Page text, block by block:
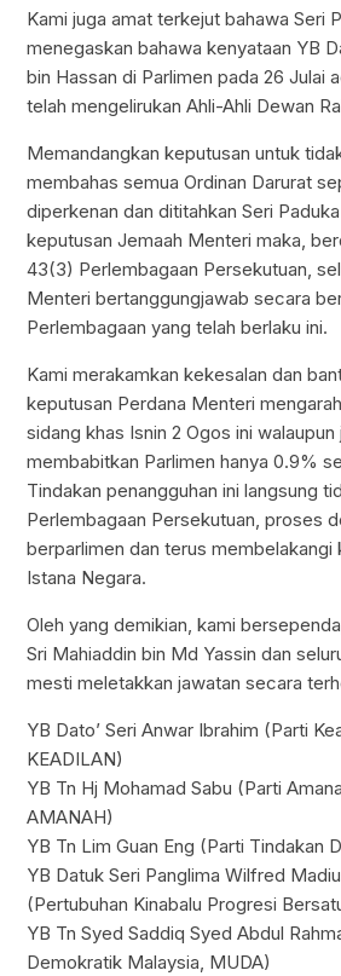
Kami juga amat terkejut bahawa Seri
menegaskan bahawa kenyataan YB
bin Hassan di Parlimen pada 26 Julai
telah mengelirukan Ahli-Ahli Dewan
Memandangkan keputusan untuk
membahas semua Ordinan Darurat
diperkenan dan dititahkan Seri
keputusan Jemaah Menteri maka,
43(3) Perlembagaan Persekutuan,
Menteri bertanggungjawab secara
Perlembagaan yang telah berlaku ini.
Kami merakamkan kekesalan dan
keputusan Perdana Menteri
sidang khas Isnin 2 Ogos ini
membabitkan Parlimen hanya 0.9%
Tindakan penangguhan ini langsung
Perlembagaan Persekutuan, proses
berparlimen dan terus membelakangi
Istana Negara.
Oleh yang demikian, kami
Sri Mahiaddin bin Md Yassin dan
mesti meletakkan jawatan secara
YB Dato’ Seri Anwar Ibrahim (Parti
KEADILAN)
YB Tn Hj Mohamad Sabu (Parti
AMANAH)
YB Tn Lim Guan Eng (Parti Tindakan
YB Datuk Seri Panglima Wilfred
(Pertubuhan Kinabalu Progresi
YB Tn Syed Saddiq Syed Abdul
Demokratik Malaysia, MUDA)